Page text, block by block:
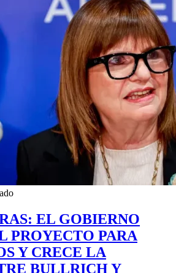
EL GOBIERNO
PROYECTO PARA
Y CRECE LA
BULLRICH Y